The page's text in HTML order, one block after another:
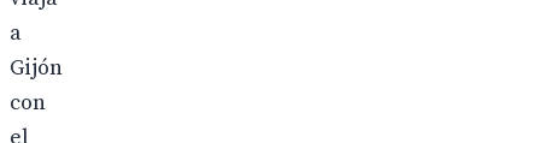
a
Gijón
con